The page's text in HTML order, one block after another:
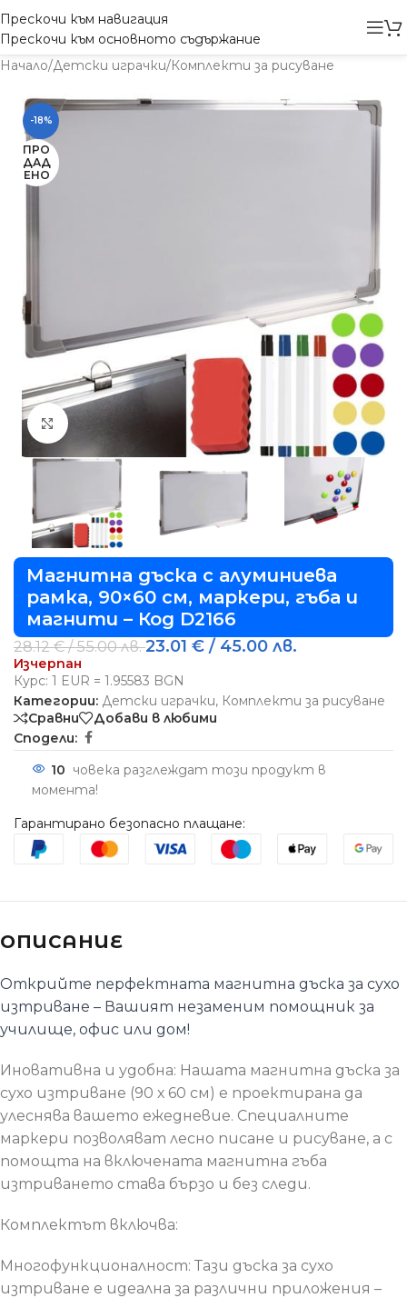
Прескочи към навигация
Прескочи към основното съдържание
Начало/Детски играчки/Комплекти за рисуване
-18%
ПРО
ДАД
ЕНО
Виж повече
Магнитна дъска с алуминиева
рамка, 90×60 см, маркери, гъба и
магнити – Код D2166
28.12€/ 55.00 лв.23.01 € / 45.00 лв.
Изчерпан
Курс: 1 EUR = 1.95583 BGN
Категории: Детски играчки, Комплекти за рисуване
Сравни
Добави в любими
Сподели:
10 човека разглеждат този продукт в
момента!
Гарантирано безопасно плащане:
ОПИСАНИЕ
Открийте перфектната магнитна дъска за сухо
изтриване – Вашият незаменим помощник за
училище, офис или дом!
Иновативна и удобна: Нашата магнитна дъска за
сухо изтриване (90 х 60 см) е проектирана да
улеснява вашето ежедневие. Специалните
маркери позволяват лесно писане и рисуване, а с
помощта на включената магнитна гъба
изтриването става бързо и без следи.
Комплектът включва:
Многофункционалност: Тази дъска за сухо
изтриване е идеална за различни приложения –